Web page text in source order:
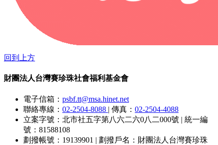
回到上方
財團法人台灣賽珍珠社會福利基金會
電子信箱： psbf.tt@msa.hinet.net
聯絡專線： 02-2504-8088 | 傳真： 02-2504-4088
立案字號：北市社五字第八六二六0八二000號 | 統一編
號：81588108
劃撥帳號：19139901 | 劃撥戶名：財團法人台灣賽珍珠